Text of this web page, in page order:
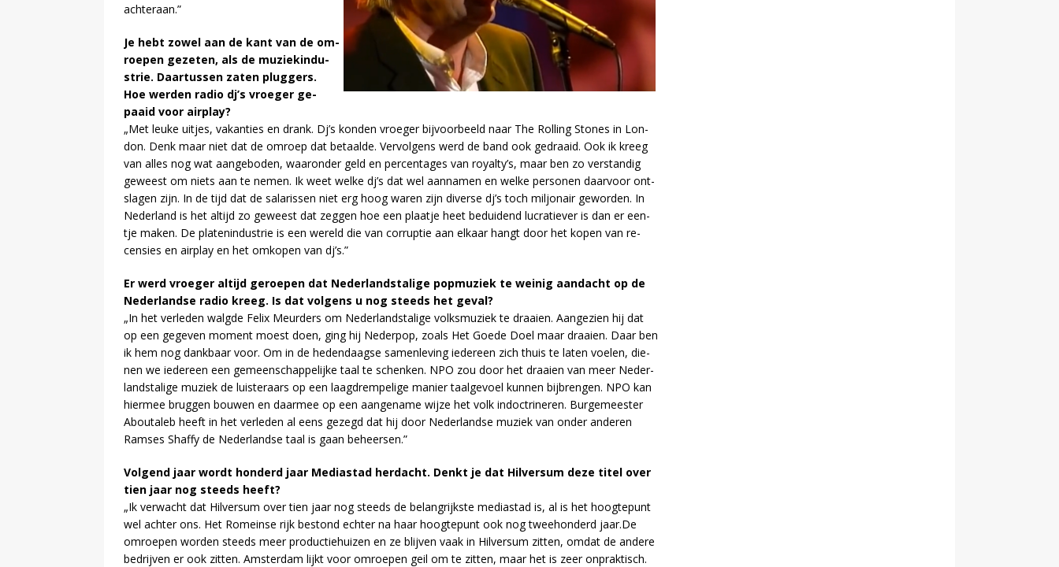
ach­ter­aan.”
Je hebt zo­wel aan de kant van de om­
roe­pen ge­ze­ten, als de mu­ziek­in­du­
strie. Daar­tus­sen za­ten plug­gers.
Hoe wer­den ra­dio dj’s vroe­ger ge­
paaid voor air­play?
„Met leu­ke uitjes, va­kan­ties en drank. Dj’s kon­den vroe­ger bij­voor­beeld naar The Rol­ling Sto­nes in Lon­
don. Denk maar niet dat de om­roep dat be­taal­de. Ver­vol­gens werd de band ook ge­draaid. Ook ik kreeg
van al­les nog wat aan­ge­bo­den, waar­on­der geld en per­cen­ta­ges van roy­al­ty­’s, maar ben zo ver­stan­dig
ge­weest om niets aan te ne­men. Ik weet wel­ke dj’s dat wel aan­na­men en wel­ke per­so­nen daar­voor ont­
sla­gen zijn. In de tijd dat de sa­la­ris­sen niet erg hoog wa­ren zijn di­ver­se dj’s toch mil­jo­nair ge­wor­den. In
Ne­der­land is het al­tijd zo ge­weest dat zeg­gen hoe een plaat­je heet be­dui­dend lu­cra­tie­ver is dan er een­
tje ma­ken. De pla­ten­in­du­strie is een we­reld die van cor­rup­tie aan el­kaar hangt door het ko­pen van re­
cen­sies en air­play en het om­ko­pen van dj’s.”
Er werd vroe­ger al­tijd ge­roe­pen dat Ne­der­lands­ta­li­ge pop­mu­ziek te wei­nig aan­dacht op de
Ne­der­land­se ra­dio kreeg. Is dat vol­gens u nog steeds het ge­val?
„In het ver­le­den walg­de Felix Meur­ders om Ne­der­lands­ta­li­ge volks­mu­ziek te draai­en. Aan­ge­zien hij dat
op een ge­ge­ven mo­ment moest doen, ging hij Ne­der­pop, zo­als Het Goe­de Doel maar draai­en. Daar ben
ik hem nog dank­baar voor. Om in de he­den­daag­se sa­men­le­ving ie­der­een zich thuis te la­ten voe­len, die­
nen we ie­der­een een ge­meen­schap­pe­lij­ke taal te schen­ken. NPO zou door het draai­en van meer Ne­der­
lands­ta­li­ge mu­ziek de luis­te­raars op een laag­drem­pe­li­ge ma­nier taal­ge­voel kun­nen bij­bren­gen. NPO kan
hier­mee brug­gen bou­wen en daar­mee op een aan­ge­na­me wij­ze het volk in­doc­tri­ne­ren. Bur­ge­mees­ter
Abou­ta­leb heeft in het ver­le­den al eens ge­zegd dat hij door Ne­der­land­se mu­ziek van on­der an­de­ren
Ram­ses Shaf­fy de Ne­der­land­se taal is gaan be­heer­sen.”
Vol­gend jaar wordt hon­derd jaar Me­dia­stad her­dacht. Denkt je dat Hil­ver­sum deze ti­tel over
tien jaar nog steeds heeft?
„Ik ver­wacht dat Hil­ver­sum over tien jaar nog steeds de be­lang­rijk­ste me­dia­stad is, al is het hoog­te­punt
wel ach­ter ons. Het Ro­mein­se rijk be­stond ech­ter na haar hoog­te­punt ook nog twee­hon­derd jaar.De
om­roe­pen wor­den steeds meer pro­duc­tie­hui­zen en ze blij­ven vaak in Hil­ver­sum zit­ten, om­dat de an­de­re
be­drij­ven er ook zit­ten. Am­ster­dam lijkt voor om­roe­pen geil om te zit­ten, maar het is zeer on­prak­tisch.